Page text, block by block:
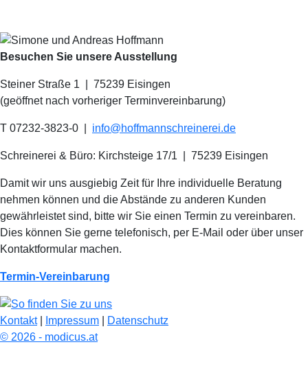
Besuchen Sie unsere Ausstellung
Steiner Straße 1 | 75239 Eisingen
(geöffnet nach vorheriger Terminvereinbarung)
T 07232-3823-0 info@hoffmannschreinerei.de
Schreinerei & Büro: Kirchsteige 17/1 75239 Eisingen
Damit wir uns ausgiebig Zeit für Ihre individuelle Beratung
nehmen können und die Abstände zu anderen Kunden
gewährleistet sind, bitte wir Sie einen Termin zu vereinbaren.
Dies können Sie gerne telefonisch, per E-Mail oder über unser
Kontaktformular machen.
Termin-Vereinbarung
Kontakt| Impressum
Datenschutz
© 2026 - modicus.at